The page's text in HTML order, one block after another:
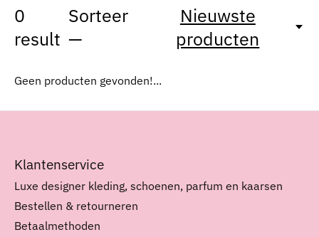
0
result
Sorteer
—
Nieuwste
producten
Geen producten gevonden!...
Klantenservice
Luxe designer kleding, schoenen, parfum en kaarsen
Bestellen & retourneren
Betaalmethoden